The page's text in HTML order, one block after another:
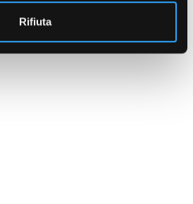
Rifiuta